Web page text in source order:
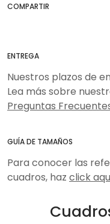
COMPARTIR
ENTREGA
Nuestros plazos de
Lea más sobre
Preguntas
GUÍA DE TAMAÑOS
Para conocer las
cuadros, haz click